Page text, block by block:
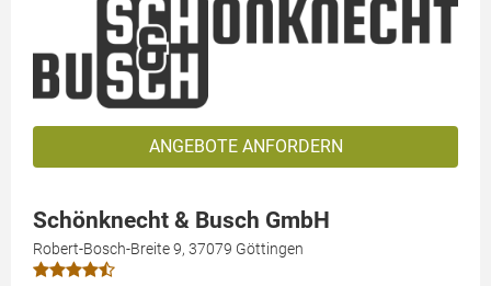
ANGEBOTE ANFORDERN
Schönknecht & Busch GmbH
Robert-Bosch-Breite 9, 37079 Göttingen